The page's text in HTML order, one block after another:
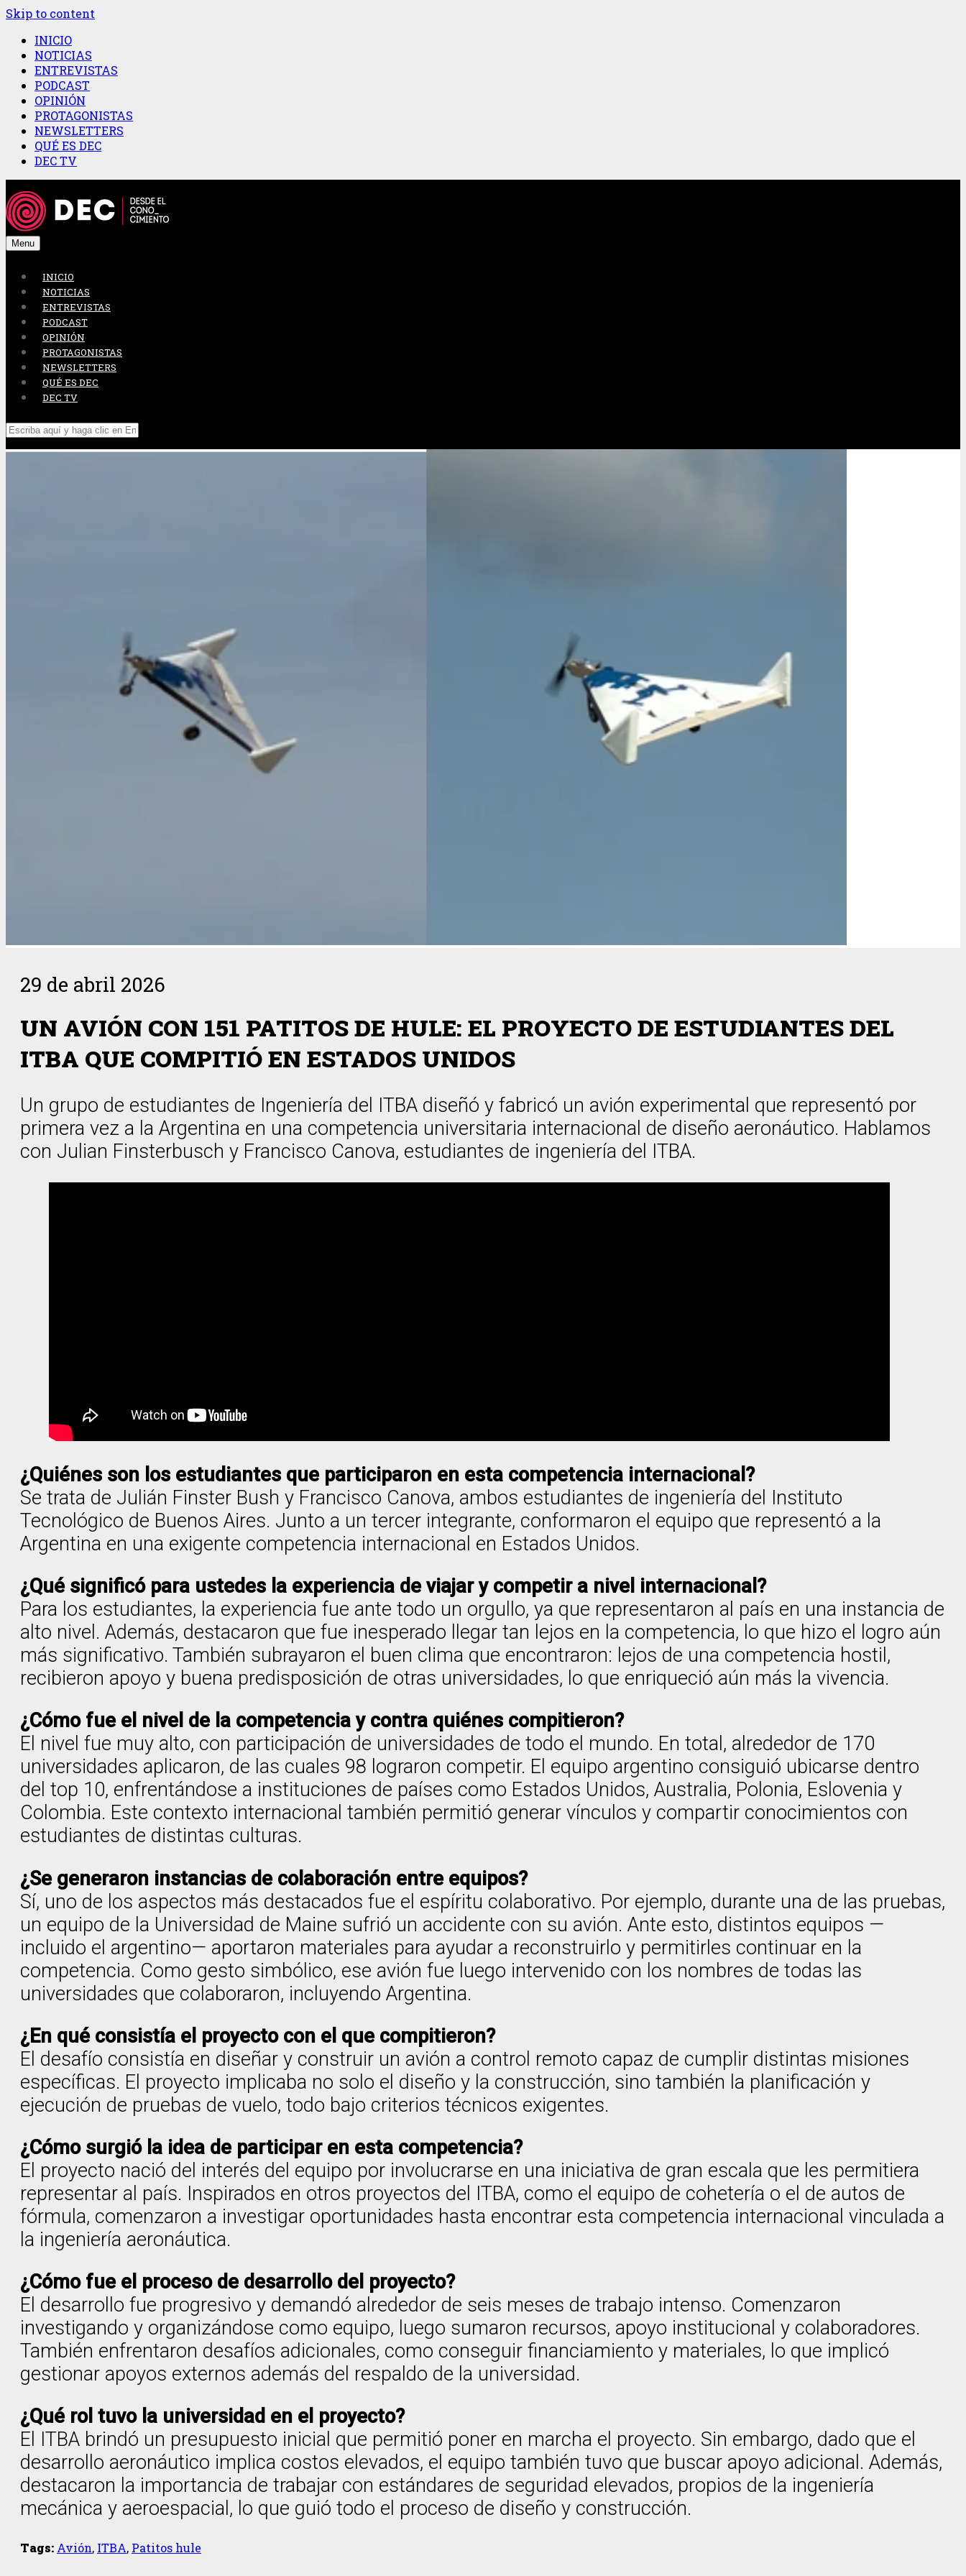
Skip to content
INICIO
NOTICIAS
ENTREVISTAS
PODCAST
OPINIÓN
PROTAGONISTAS
NEWSLETTERS
QUÉ ES DEC
DEC TV
Menu
INICIO
NOTICIAS
ENTREVISTAS
PODCAST
OPINIÓN
PROTAGONISTAS
NEWSLETTERS
QUÉ ES DEC
DEC TV
29 de abril 2026
UN AVIÓN CON 151 PATITOS DE HULE: EL PROYECTO DE ESTUDIANTES DEL
ITBA QUE COMPITIÓ EN ESTADOS UNIDOS
Un grupo de estudiantes de Ingeniería del ITBA diseñó y fabricó un avión experimental que representó por
primera vez a la Argentina en una competencia universitaria internacional de diseño aeronáutico. Hablamos
con Julian Finsterbusch y Francisco Canova, estudiantes de ingeniería del ITBA.
¿Quiénes son los estudiantes que participaron en esta competencia internacional?
Se trata de Julián Finster Bush y Francisco Canova, ambos estudiantes de ingeniería del Instituto
Tecnológico de Buenos Aires. Junto a un tercer integrante, conformaron el equipo que representó a la
Argentina en una exigente competencia internacional en Estados Unidos.
¿Qué significó para ustedes la experiencia de viajar y competir a nivel internacional?
Para los estudiantes, la experiencia fue ante todo un orgullo, ya que representaron al país en una instancia de
alto nivel. Además, destacaron que fue inesperado llegar tan lejos en la competencia, lo que hizo el logro aún
más significativo. También subrayaron el buen clima que encontraron: lejos de una competencia hostil,
recibieron apoyo y buena predisposición de otras universidades, lo que enriqueció aún más la vivencia.
¿Cómo fue el nivel de la competencia y contra quiénes compitieron?
El nivel fue muy alto, con participación de universidades de todo el mundo. En total, alrededor de 170
universidades aplicaron, de las cuales 98 lograron competir. El equipo argentino consiguió ubicarse dentro
del top 10, enfrentándose a instituciones de países como Estados Unidos, Australia, Polonia, Eslovenia y
Colombia. Este contexto internacional también permitió generar vínculos y compartir conocimientos con
estudiantes de distintas culturas.
¿Se generaron instancias de colaboración entre equipos?
Sí, uno de los aspectos más destacados fue el espíritu colaborativo. Por ejemplo, durante una de las pruebas,
un equipo de la Universidad de Maine sufrió un accidente con su avión. Ante esto, distintos equipos —
incluido el argentino— aportaron materiales para ayudar a reconstruirlo y permitirles continuar en la
competencia. Como gesto simbólico, ese avión fue luego intervenido con los nombres de todas las
universidades que colaboraron, incluyendo Argentina.
¿En qué consistía el proyecto con el que compitieron?
El desafío consistía en diseñar y construir un avión a control remoto capaz de cumplir distintas misiones
específicas. El proyecto implicaba no solo el diseño y la construcción, sino también la planificación y
ejecución de pruebas de vuelo, todo bajo criterios técnicos exigentes.
¿Cómo surgió la idea de participar en esta competencia?
El proyecto nació del interés del equipo por involucrarse en una iniciativa de gran escala que les permitiera
representar al país. Inspirados en otros proyectos del ITBA, como el equipo de cohetería o el de autos de
fórmula, comenzaron a investigar oportunidades hasta encontrar esta competencia internacional vinculada a
la ingeniería aeronáutica.
¿Cómo fue el proceso de desarrollo del proyecto?
El desarrollo fue progresivo y demandó alrededor de seis meses de trabajo intenso. Comenzaron
investigando y organizándose como equipo, luego sumaron recursos, apoyo institucional y colaboradores.
También enfrentaron desafíos adicionales, como conseguir financiamiento y materiales, lo que implicó
gestionar apoyos externos además del respaldo de la universidad.
¿Qué rol tuvo la universidad en el proyecto?
El ITBA brindó un presupuesto inicial que permitió poner en marcha el proyecto. Sin embargo, dado que el
desarrollo aeronáutico implica costos elevados, el equipo también tuvo que buscar apoyo adicional. Además,
destacaron la importancia de trabajar con estándares de seguridad elevados, propios de la ingeniería
mecánica y aeroespacial, lo que guió todo el proceso de diseño y construcción.
Tags: Avión, ITBA, Patitos hule